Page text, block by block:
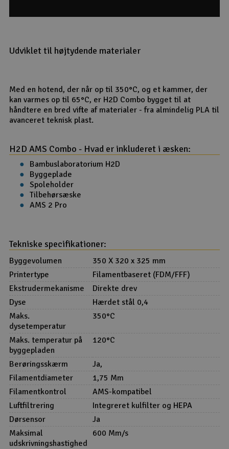
Udviklet til højtydende materialer
Med en hotend, der når op til 350°C, og et kammer, der
kan varmes op til 65°C, er H2D Combo bygget til at
håndtere en bred vifte af materialer - fra almindelig PLA til
avanceret teknisk plast.
H2D AMS Combo - Hvad er inkluderet i æsken:
Bambuslaboratorium H2D
Byggeplade
Spoleholder
Tilbehørsæske
AMS 2 Pro
Tekniske specifikationer:
Byggevolumen
350 X 320 x 325 mm
Printertype
Filamentbaseret (FDM/FFF)
Ekstrudermekanisme
Direkte drev
Dyse
Hærdet stål 0,4
Maks.
dysetemperatur
350°C
Maks. temperatur på
byggepladen
120°C
Berøringsskærm
Ja,
Filamentdiameter
1,75 Mm
Filamentkontrol
AMS-kompatibel
Luftfiltrering
Integreret kulfilter og HEPA
Dørsensor
Ja
Maksimal
udskrivningshastighed
600 Mm/s